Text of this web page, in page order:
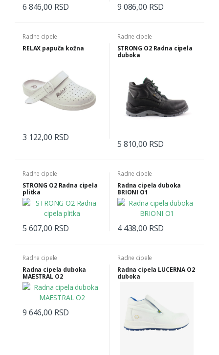
6 846,00 RSD 9 086,00 RSD
Radne cipele
RELAX papuča kožna
3 122,00 RSD
Radne cipele
STRONG O2 Radna cipela
duboka
5 810,00 RSD
Radne cipele
STRONG O2 Radna cipela
plitka
5 607,00 RSD
Radne cipele
Radna cipela duboka
BRIONI O1
4 438,00 RSD
Radne cipele
Radna cipela duboka
MAESTRAL O2
9 646,00 RSD
Radne cipele
Radna cipela LUCERNA O2
duboka